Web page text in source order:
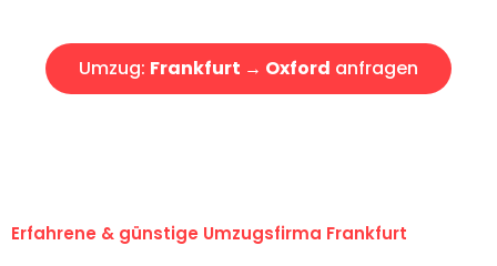
Umzug: Frankfurt → Oxford anfragen
Erfahrene & günstige Umzugsfirma Frankfurt